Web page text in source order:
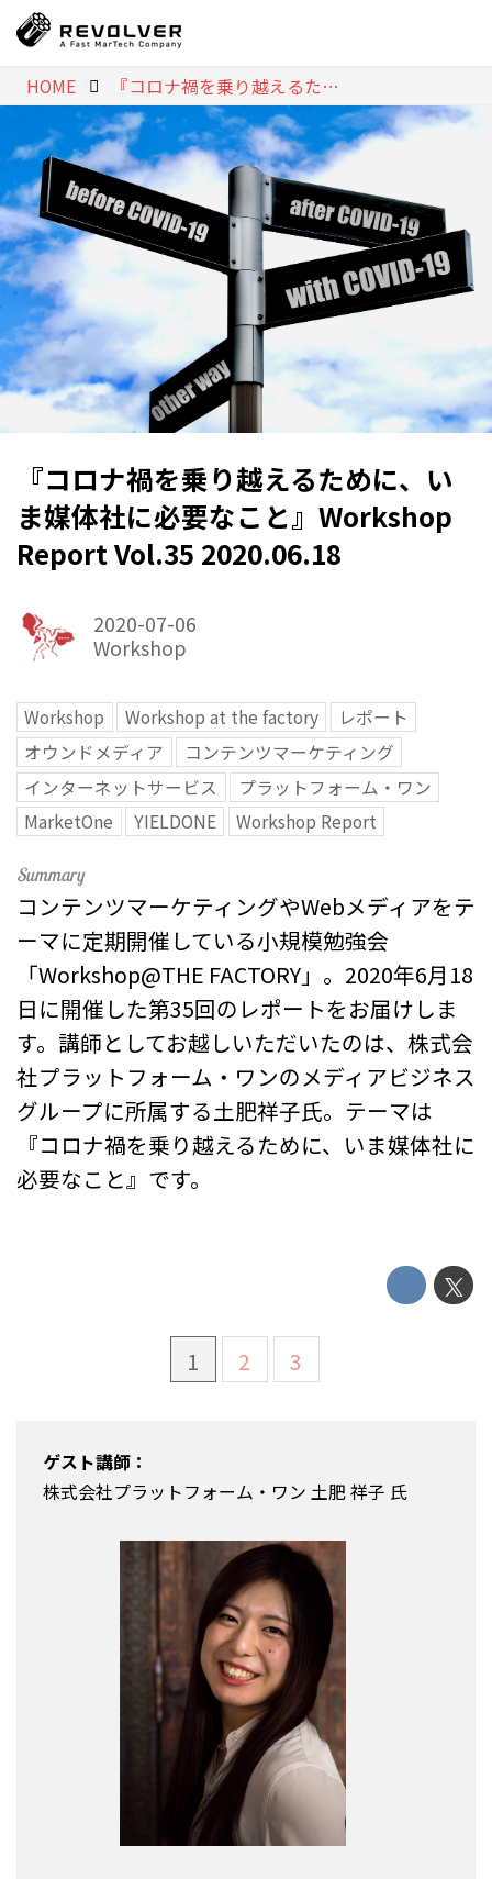
HOME 『コロナ禍を乗り越えるために、いま媒体社に必要なこと』Workshop Report Vol.35 2020.06.18
『コロナ禍を乗り越えるために、い
ま媒体社に必要なこと』Workshop
Report Vol.35 2020.06.18
2020-07-06
Workshop
Workshop Workshop at the factory
レポート
オウンドメディア
コンテンツマーケティング
インターネットサービス
プラットフォーム・ワン
MarketOne
YIELDONE Workshop Report
コンテンツマーケティングやWebメディアをテ
ーマに定期開催している小規模勉強会
「Workshop@THE FACTORY」。2020年6月18
日に開催した第35回のレポートをお届けしま
す。講師としてお越しいただいたのは、株式会
社プラットフォーム・ワンのメディアビジネス
グループに所属する土肥祥子氏。テーマは
『コロナ禍を乗り越えるために、いま媒体社に
必要なこと』です。
1 2 3
ゲスト講師：
株式会社プラットフォーム・ワン 土肥 祥子 氏